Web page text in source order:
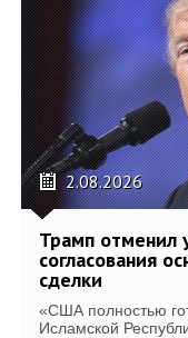
2.08.2026
Трамп отменил
согласования
сделки
«США полностью
Исламской